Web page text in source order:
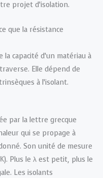
projet d’isolation.
que la résistance
capacité d’un matériau à
Elle dépend de
à l’isolant.
par la lettre grecque
qui se propage à
Son unité de mesure
Plus le λ est petit, plus le
Les isolants